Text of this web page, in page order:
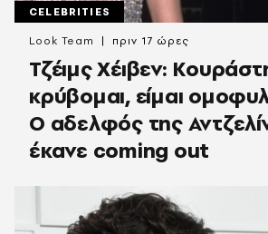
CELEBRITIES
Τζέιμς Χέιβεν:
κρύβομαι, είμαι
Ο αδελφός της
έκανε coming out
Look Team πριν 17 ώρες